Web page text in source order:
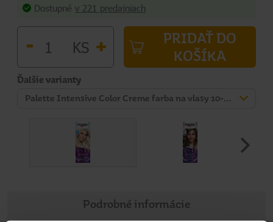
Dostupné v 221 predajniach
- KS +
PRIDAŤ DO
KOŠÍKA
Ďalšie varianty
Palette Intensive Color Creme farba na vlasy 10-2 (A10) - Zvlášť popolavoplavý
Podrobné informácie